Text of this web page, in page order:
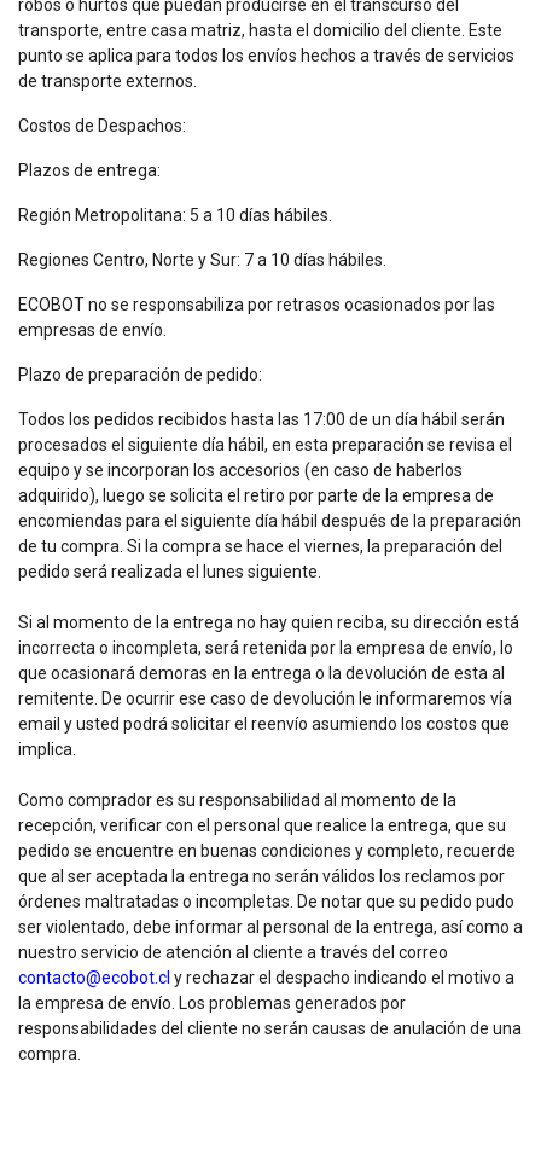
robos o hurtos que puedan producirse en el transcurso del
transporte, entre casa matriz, hasta el domicilio del cliente. Este
punto se aplica para todos los envíos hechos a través de servicios
de transporte externos.
Costos de Despachos:
Plazos de entrega:
Región Metropolitana: 5 a 10 días hábiles.
Regiones Centro, Norte y Sur: 7 a 10 días hábiles.
ECOBOT no se responsabiliza por retrasos ocasionados por las
empresas de envío.
Plazo de preparación de pedido:
Todos los pedidos recibidos hasta las 17:00 de un día hábil serán
procesados el siguiente día hábil, en esta preparación se revisa el
equipo y se incorporan los accesorios (en caso de haberlos
adquirido), luego se solicita el retiro por parte de la empresa de
encomiendas para el siguiente día hábil después de la preparación
de tu compra. Si la compra se hace el viernes, la preparación del
pedido será realizada el lunes siguiente.
Si al momento de la entrega no hay quien reciba, su dirección está
incorrecta o incompleta, será retenida por la empresa de envío, lo
que ocasionará demoras en la entrega o la devolución de esta al
remitente. De ocurrir ese caso de devolución le informaremos vía
email y usted podrá solicitar el reenvío asumiendo los costos que
implica.
Como comprador es su responsabilidad al momento de la
recepción, verificar con el personal que realice la entrega, que su
pedido se encuentre en buenas condiciones y completo, recuerde
que al ser aceptada la entrega no serán válidos los reclamos por
órdenes maltratadas o incompletas. De notar que su pedido pudo
ser violentado, debe informar al personal de la entrega, así como a
nuestro servicio de atención al cliente a través del correo
contacto@ecobot.cl y rechazar el despacho indicando el motivo a
la empresa de envío. Los problemas generados por
responsabilidades del cliente no serán causas de anulación de una
compra.­­­­­­­­­­­­­­